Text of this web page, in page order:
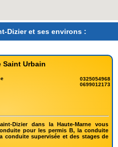
Dizier et ses environs :
Saint Urbain
0325054968
0699012173
Dizier dans la Haute-Marne vous
pour les permis B, la conduite
conduite supervisée et des stages de